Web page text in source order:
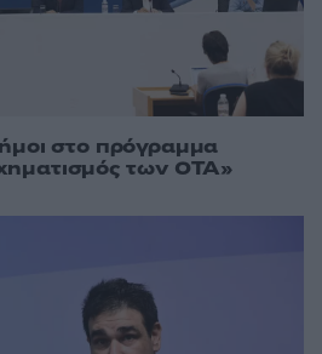
στο πρόγραμμα
των ΟΤΑ»